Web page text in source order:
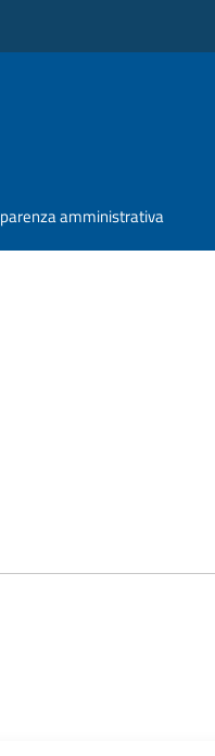
amministrativa